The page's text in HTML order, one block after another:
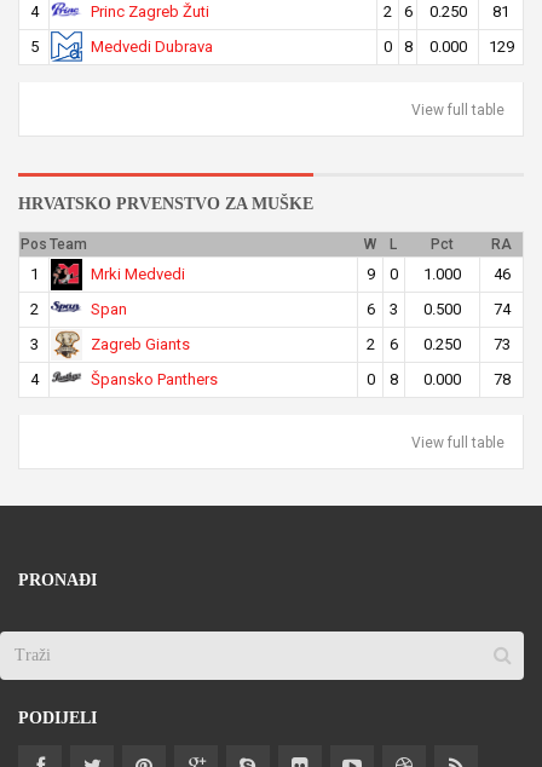
4
Princ Zagreb Žuti 2 6 0.250
81
5
Medvedi Dubrava 0 8 0.000 129
View full table
HRVATSKO PRVENSTVO ZA MUŠKE
Pos Team W L Pct RA
1 Mrki Medvedi 9 0 1.000
46
2
Span 6 3 0.500
74
3
Zagreb Giants 2 6 0.250
73
4
Špansko Panthers 0 8 0.000 78
View full table
PRONAĐI
PODIJELI